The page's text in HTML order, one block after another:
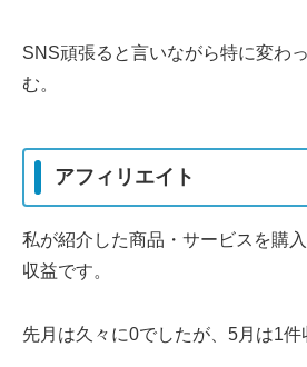
SNS頑張ると言いながら特に変わ
む。
アフィリエイト
私が紹介した商品・サービスを購
収益です。
先月は久々に0でしたが、5月は1件